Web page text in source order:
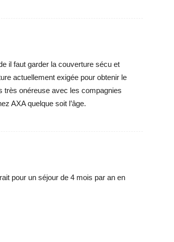
il faut garder la couverture sécu et
actuellement exigée pour obtenir le
très onéreuse avec les compagnies
AXA quelque soit l’âge.
pour un séjour de 4 mois par an en